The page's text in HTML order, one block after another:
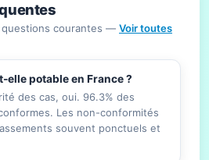
questions courantes — Voir toutes
elle potable en France ?
des cas, oui. 96.3% des
Les non-conformités
souvent ponctuels et